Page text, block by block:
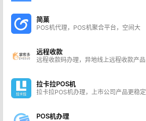
简菓
POS机代理，POS机聚合平台，空间大
远程收款
远程收款码办理，异地线上远程收款产品
拉卡拉POS机
拉卡拉POS机办理，上市公司产品更稳定
POS机办理